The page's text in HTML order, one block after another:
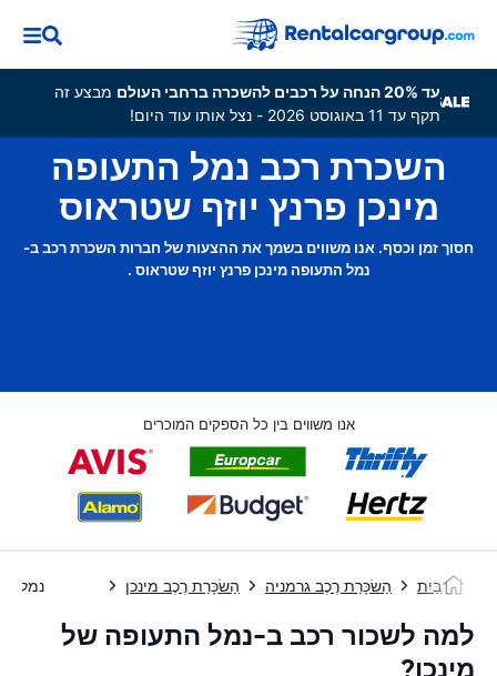
עד 20% הנחה על רכבים להשכרה ברחבי העולם
מבצע זה
תקף עד 11 באוגוסט 2026 - נצל אותו עוד היום!
השכרת רכב נמל התעופה
מינכן פרנץ יוזף שטראוס
חסוך זמן וכסף. אנו משווים בשמך את ההצעות של חברות השכרת רכב ב-
נמל התעופה מינכן פרנץ יוזף שטראוס .
אנו משווים בין כל הספקים המוכרים
בַּיִת הַשׂכָּרַת רֶכֶב גרמניה הַשׂכָּרַת רֶכֶב מינכן נמל
למה לשכור רכב ב-נמל התעופה של
מינכן?